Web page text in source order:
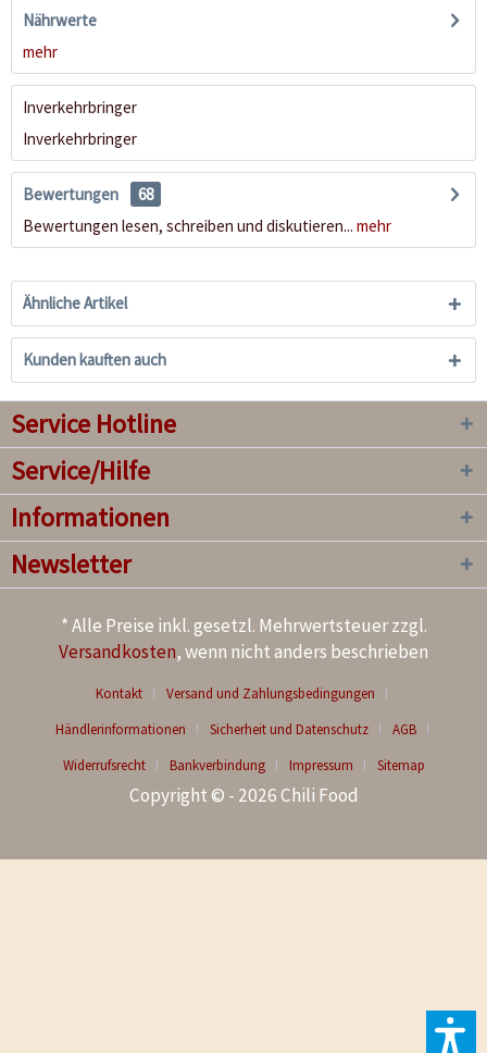
Nährwerte
mehr
Inverkehrbringer
Inverkehrbringer
Bewertungen
68
Bewertungen lesen, schreiben und diskutieren... mehr
Ähnliche Artikel
Kunden kauften auch
Service Hotline
Service/Hilfe
Informationen
Newsletter
* Alle Preise inkl. gesetzl. Mehrwertsteuer zzgl.
Versandkosten, wenn nicht anders beschrieben
Kontakt
Versand und Zahlungsbedingungen
Händlerinformationen
Sicherheit und Datenschutz
AGB
Widerrufsrecht
Bankverbindung Impressum Sitemap
Copyright © - 2026 Chili Food